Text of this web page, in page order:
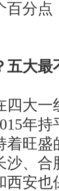
百分
五大
大一
年
着旺
沙、
西安